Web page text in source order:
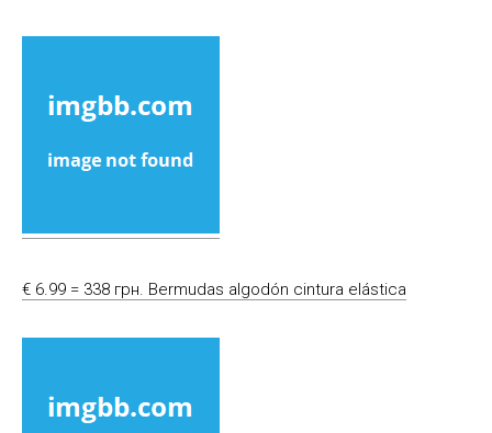
€ 6.99 = 338 грн. Bermudas algodón cintura elástica